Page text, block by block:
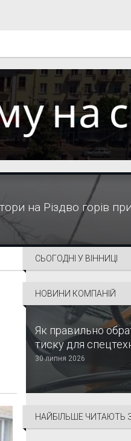
на Різдво горів
СЬОГОДНІ У ВІННИЦІ
НОВИНИ КОМПАНІЙ
Як правильно
тиску для
30 липня 2026
НАЙБІЛЬШЕ ЧИТАЮТЬ